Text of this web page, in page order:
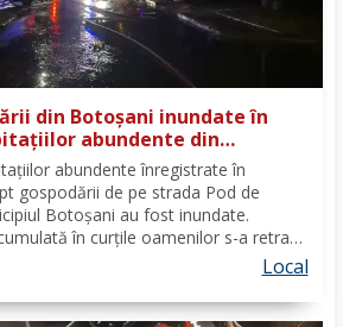
din Botoșani inundate în
abundente din
abundente înregistrate în
gospodării de pe strada Pod de
Botoșani au fost inundate.
în curțile oamenilor s-a retras
evacuarea apei, pompierii militari
Botoșani au...
Local